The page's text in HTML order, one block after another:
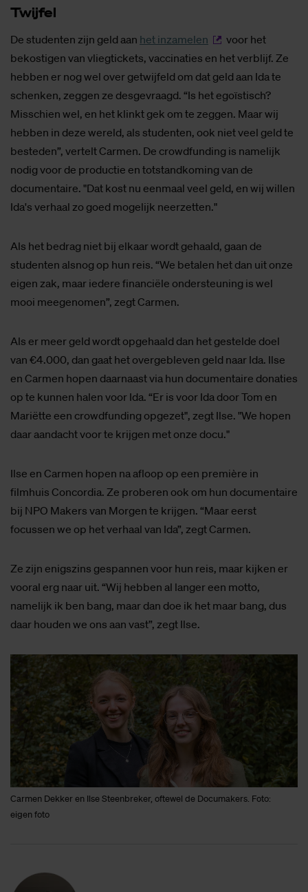
Twij­fel
De studenten zijn geld aan het inzamelen
voor het
bekostigen van vliegtickets, vaccinaties en het verblijf. Ze
hebben er nog wel over getwijfeld om dat geld aan Ida te
schenken, zeggen ze desgevraagd. “Is het egoïstisch?
Misschien wel, en het klinkt gek om te zeggen. Maar wij
hebben in deze wereld, als studenten, ook niet veel geld te
besteden”, vertelt Carmen. De crowdfunding is namelijk
nodig voor de productie en totstandkoming van de
documentaire. "Dat kost nu eenmaal veel geld, en wij willen
Ida's verhaal zo goed mogelijk neerzetten."
Als het bedrag niet bij elkaar wordt gehaald, gaan de
studenten alsnog op hun reis. “We betalen het dan uit onze
eigen zak, maar iedere financiële ondersteuning is wel
mooi meegenomen”, zegt Carmen.
Als er meer geld wordt opgehaald dan het gestelde doel
van €4.000, dan gaat het overgebleven geld naar Ida. Ilse
en Carmen hopen daarnaast via hun documentaire donaties
op te kunnen halen voor Ida. “Er is voor Ida door Tom en
Mariëtte een crowdfunding opgezet", zegt Ilse. "We hopen
daar aandacht voor te krijgen met onze docu."
Ilse en Carmen hopen na afloop op een première in
filmhuis Concordia. Ze proberen ook om hun documentaire
bij NPO Makers van Morgen te krijgen. “Maar eerst
focussen we op het verhaal van Ida”, zegt Carmen.
Ze zijn enigszins gespannen voor hun reis, maar kijken er
vooral erg naar uit. “Wij hebben al langer een motto,
namelijk ik ben bang, maar dan doe ik het maar bang, dus
daar houden we ons aan vast”, zegt Ilse.
Carmen Dekker en Ilse Steenbreker, oftewel de Documakers. Foto:
eigen foto